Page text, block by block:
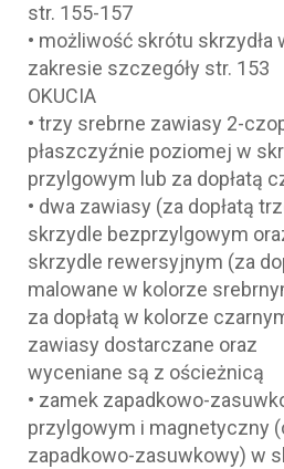
str. 155-157
• możliwość skrótu skrzydła
zakresie szczegóły str. 153
OKUCIA
• trzy srebrne zawiasy 2-
płaszczyźnie poziomej w
przylgowym lub za dopłatą
• dwa zawiasy (za dopłatą
skrzydle bezprzylgowym
skrzydle rewersyjnym (za
malowane w kolorze
za dopłatą w kolorze
zawiasy dostarczane oraz
wyceniane są z ościeżnicą
• zamek zapadkowo-
przylgowym i magnetyczny
zapadkowo-zasuwkowy) w